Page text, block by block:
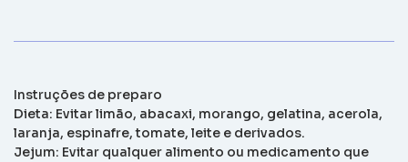
Instruções de preparo
Dieta: Evitar limão, abacaxi, morango, gelatina, acerola,
laranja, espinafre, tomate, leite e derivados.
Jejum: Evitar qualquer alimento ou medicamento que